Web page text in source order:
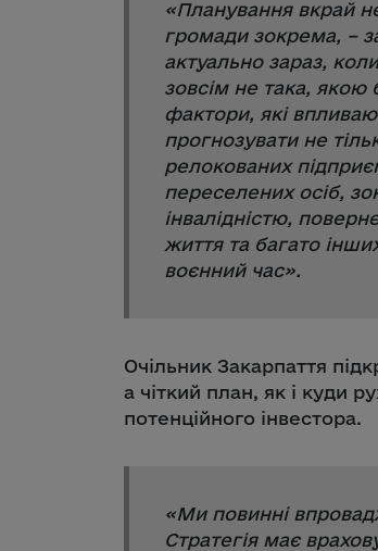
«Планування вкрай
громади зокрема, –
актуально зараз,
зовсім не така, якою
фактори, які
прогнозувати не
релокованих
переселених осіб,
інвалідністю,
життя та багато
воєнний час».
Очільник Закарпаття
а чіткий план, як і куди
потенційного інвестора.
«Ми повинні
Стратегія має